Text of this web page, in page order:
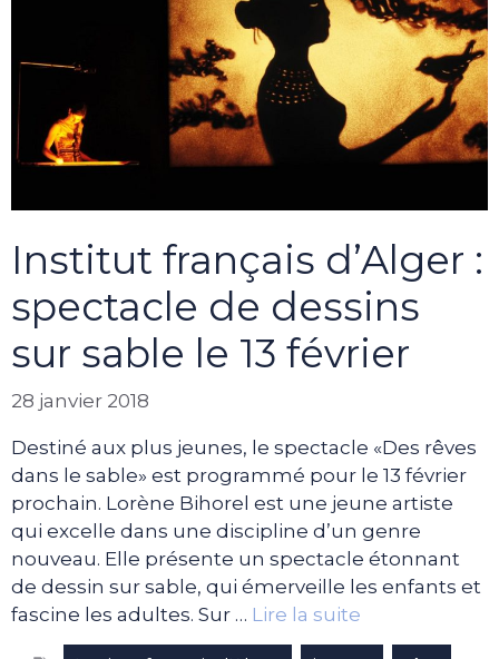
Institut français d’Alger :
spectacle de dessins
sur sable le 13 février
28 janvier 2018
Destiné aux plus jeunes, le spectacle «Des rêves
dans le sable» est programmé pour le 13 février
prochain. Lorène Bihorel est une jeune artiste
qui excelle dans une discipline d’un genre
nouveau. Elle présente un spectacle étonnant
de dessin sur sable, qui émerveille les enfants et
fascine les adultes. Sur … Lire la suite